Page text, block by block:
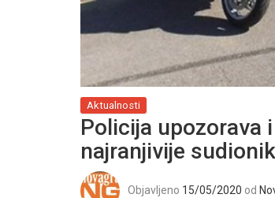
Aktualnosti
Policija upozorava
najranjivije
Objavljeno 15/05/2020 od